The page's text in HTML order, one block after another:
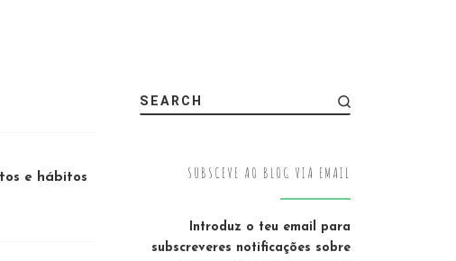
e hábitos
SEARCH
SUBSCEVE AO BLOG VIA EMAIL
Introduz o teu email para
subscreveres notificações sobre